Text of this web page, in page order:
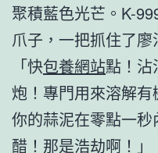
聚積藍色光芒。K-
爪子，一把抓住了廖
「快包養網站點！沾
炮！專門用來溶解
你的蒜泥在零點一
醋！那是浩劫啊！